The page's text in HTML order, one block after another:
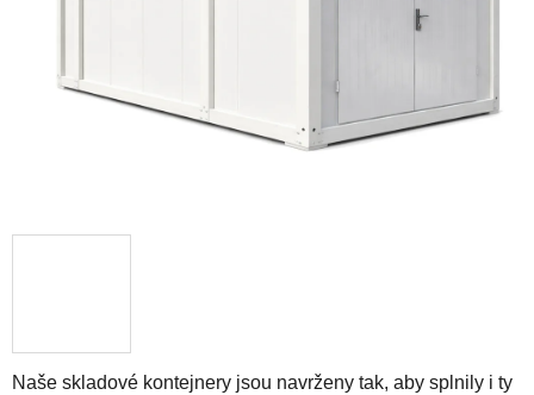
Naše skladové kontejnery jsou navrženy tak, aby splnily i ty